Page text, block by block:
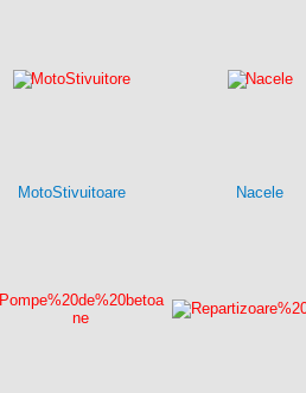
MotoStivuitoare Nacele